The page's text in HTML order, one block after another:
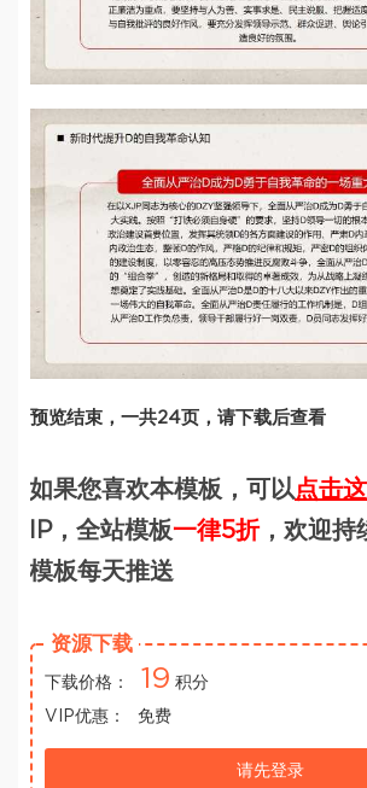
预览结束，一共24页，请下载后查看
如果您喜欢本模板，可以点击
IP，全站模板一律5折，欢迎持
模板每天推送
资源下载
下载价格： 19 积分
VIP优惠：
免费
请先登录